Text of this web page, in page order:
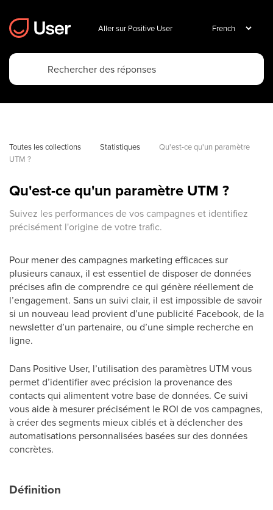
Aller sur Positive User
Toutes les collections Statistiques
Qu'est-ce qu'un paramètre
UTM ?
Qu'est-ce qu'un paramètre UTM ?
Suivez les performances de vos campagnes et identifiez
précisément l'origine de votre trafic.
Pour mener des campagnes marketing efficaces sur
plusieurs canaux, il est essentiel de disposer de données
précises afin de comprendre ce qui génère réellement de
l’engagement. Sans un suivi clair, il est impossible de savoir
si un nouveau lead provient d’une publicité Facebook, de la
newsletter d’un partenaire, ou d’une simple recherche en
ligne.
Dans Positive User, l’utilisation des paramètres UTM vous
permet d’identifier avec précision la provenance des
contacts qui alimentent votre base de données. Ce suivi
vous aide à mesurer précisément le ROI de vos campagnes,
à créer des segments mieux ciblés et à déclencher des
automatisations personnalisées basées sur des données
concrètes.
Définition